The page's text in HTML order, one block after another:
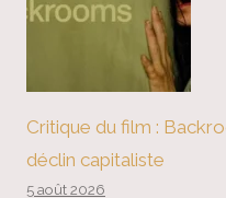
Critique du film :
déclin capitaliste
5 août 2026